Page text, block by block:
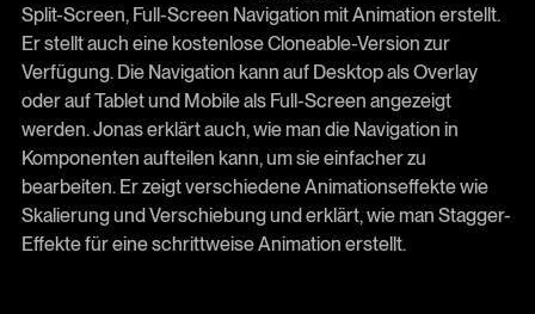
Split-Screen, Full-Screen Navigation mit Animation erstellt.
Er stellt auch eine kostenlose Cloneable-Version zur
Verfügung. Die Navigation kann auf Desktop als Overlay
oder auf Tablet und Mobile als Full-Screen angezeigt
werden. Jonas erklärt auch, wie man die Navigation in
Komponenten aufteilen kann, um sie einfacher zu
bearbeiten. Er zeigt verschiedene Animationseffekte wie
Skalierung und Verschiebung und erklärt, wie man Stagger-
Effekte für eine schrittweise Animation erstellt.